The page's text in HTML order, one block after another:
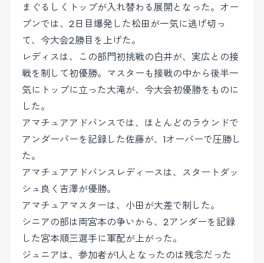
まぐるしくトップが入れ替わる展開となった。オー
プンでは、2日目爆発した松田が一気に逃げ切っ
て、今大会2勝目を上げた。
レディスは、この部門初挑戦の白井が、実広との接
戦を制して初優勝。マスターも接戦の中から後半一
気にトップに立った大滝が、今大会初優勝をものに
した。
アマチュアアドバンスでは、ほとんどのラウンドで
アンダーパーを記録した佐藤が、1オーバーで圧勝し
た。
アマチュアアドバンスレディースは、スタートダッ
シュ良く吉澤が優勝。
アマチュアマスターは、小田が大差で制した。
シニアの部は両宮本の争いから、2アンダーを記録
した宮本順三選手に軍配が上がった。
ジュニアは、参加者が1人となったのは残念だった